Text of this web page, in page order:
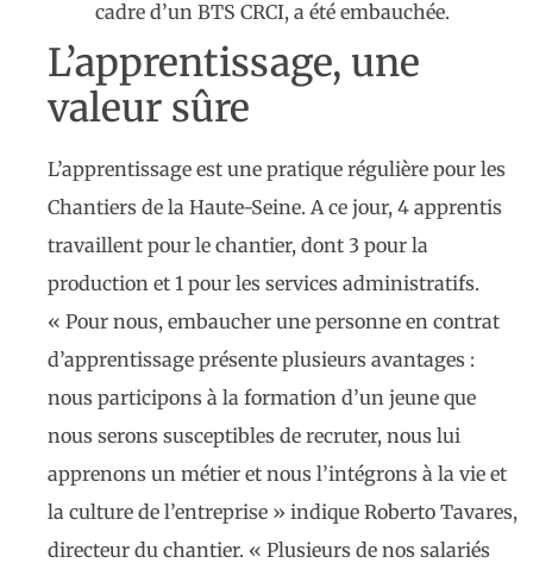
cadre d’un BTS CRCI, a été embauchée.
L’apprentissage, une
valeur sûre
L’apprentissage est une pratique régulière pour les
Chantiers de la Haute-Seine. A ce jour, 4 apprentis
travaillent pour le chantier, dont 3 pour la
production et 1 pour les services administratifs.
« Pour nous, embaucher une personne en contrat
d’apprentissage présente plusieurs avantages :
nous participons à la formation d’un jeune que
nous serons susceptibles de recruter, nous lui
apprenons un métier et nous l’intégrons à la vie et
la culture de l’entreprise » indique Roberto Tavares,
directeur du chantier. « Plusieurs de nos salariés